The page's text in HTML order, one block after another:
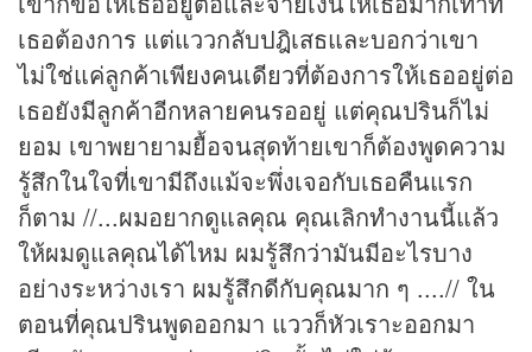
เธอต้องการ แต่แววกลับปฎิเสธและบอกว่าเขา
ไม่ใช่แค่ลูกค้าเพียงคนเดียวที่ต้องการให้เธออยู่ต่อ
เธอยังมีลูกค้าอีกหลายคนรออยู่ แต่คุณปรินก็ไม่
ยอม เขาพยายามยื้อจนสุดท้ายเขาก็ต้องพูดความ
รู้สึกในใจที่เขามีถึงแม้จะพึ่งเจอกับเธอคืนแรก
ก็ตาม //...ผมอยากดูแลคุณ คุณเลิกทำงานนี้แล้ว
ให้ผมดูแลคุณได้ไหม ผมรู้สึกว่ามันมีอะไรบาง
อย่างระหว่างเรา ผมรู้สึกดีกับคุณมาก ๆ ....// ใน
ตอนที่คุณปรินพูดออกมา แววก็หัวเราะออกมา